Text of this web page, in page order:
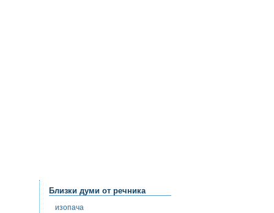
Близки думи от речника
изопача